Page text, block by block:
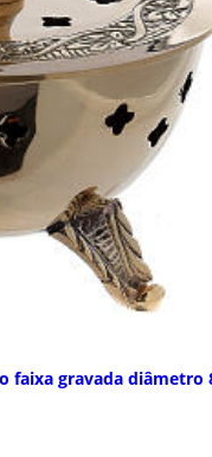
faixa gravada diâmetro